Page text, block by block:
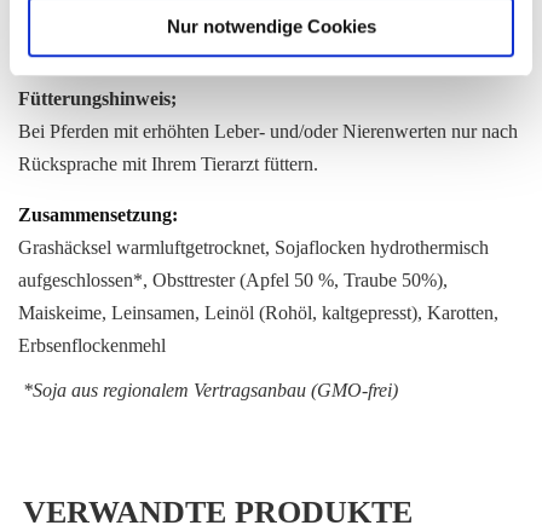
Nur notwendige Cookies
1 Liter entspricht ca. 360 g
Fütterungshinweis;
Bei Pferden mit erhöhten Leber- und/oder Nierenwerten nur nach
Rücksprache mit Ihrem Tierarzt füttern.
Grashäcksel warmluftgetrocknet, Sojaflocken hydrothermisch
aufgeschlossen*, Obsttrester (Apfel 50 %, Traube 50%),
Maiskeime, Leinsamen, Leinöl (Rohöl, kaltgepresst), Karotten,
Erbsenflockenmehl
*Soja aus regionalem Vertragsanbau (GMO-frei)
VERWANDTE PRODUKTE